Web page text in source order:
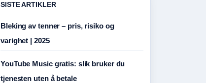
SISTE ARTIKLER
Bleking av tenner – pris, risiko og
varighet | 2025
YouTube Music gratis: slik bruker du
tjenesten uten å betale